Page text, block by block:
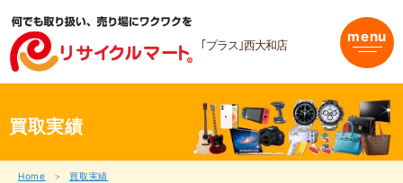
ス
｢プラス｣西大和店 menu
買取実績
Home 買取実績